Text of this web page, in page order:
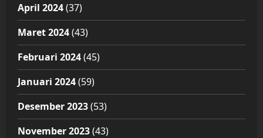
April 2024(37)
Maret 2024(43)
Februari 2024(45)
Januari 2024(59)
Desember 2023(53)
November 2023(43)